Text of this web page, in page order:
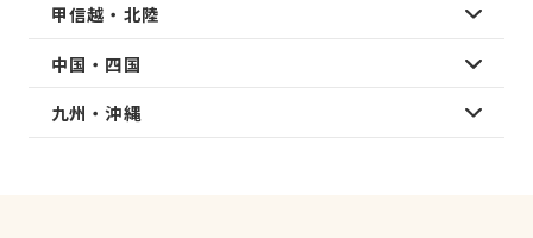
甲信越・北陸
中国・四国
九州・沖縄